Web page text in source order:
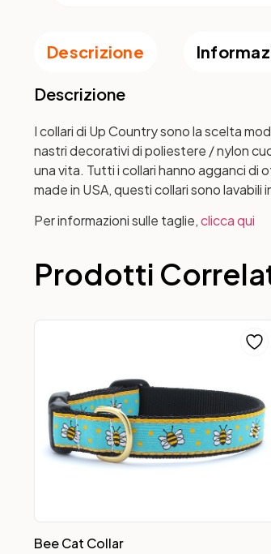
Descrizione
Descrizione
I collari di Up Country sono la scelta
nastri decorativi di poliestere / nylon
una vita. Tutti i collari hanno agganci
made ​​in USA, questi collari sono
Per informazioni sulle taglie,clicca qui
Prodotti
Bee Cat Collar